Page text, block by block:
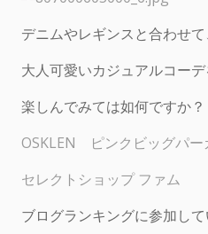
デニムやレギンスと合わせて
大人可愛いカジュアルコーデ
楽しんでみては如何ですか？
OSKLEN ピンクビッグパー
セレクトショップ ファム
ブログランキングに参加して